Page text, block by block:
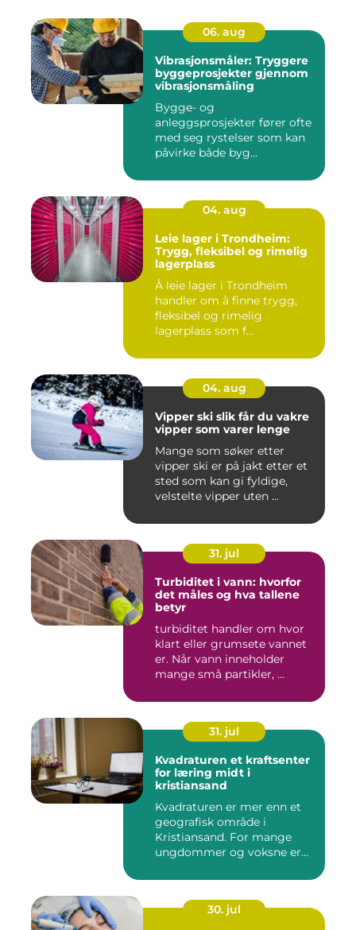
06. aug
Vibrasjonsmåler: Tryggere
byggeprosjekter gjennom
vibrasjonsmåling
Bygge- og
anleggsprosjekter fører ofte
med seg rystelser som kan
påvirke både byg...
04. aug
Leie lager i Trondheim:
Trygg, fleksibel og rimelig
lagerplass
Å leie lager i Trondheim
handler om å finne trygg,
fleksibel og rimelig
lagerplass som f...
04. aug
Vipper ski slik får du vakre
vipper som varer lenge
Mange som søker etter
vipper ski er på jakt etter et
sted som kan gi fyldige,
velstelte vipper uten ...
31. jul
Turbiditet i vann: hvorfor
det måles og hva tallene
betyr
turbiditet handler om hvor
klart eller grumsete vannet
er. Når vann inneholder
mange små partikler, ...
31. jul
Kvadraturen et kraftsenter
for læring midt i
kristiansand
Kvadraturen er mer enn et
geografisk område i
Kristiansand. For mange
ungdommer og voksne er
30. jul